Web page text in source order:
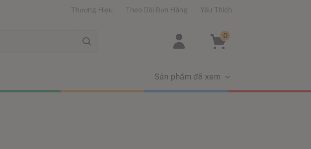
Thương Hiệu Theo Dõi Đơn Hàng Yêu Thích
0
Sản phẩm đã xem